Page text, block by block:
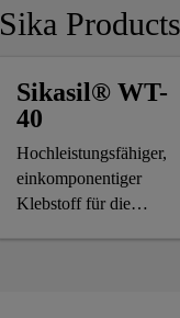
Sika
Sikasil® WT-
40
Hochleistungsfähiger,
einkomponentiger
Klebstoff für die